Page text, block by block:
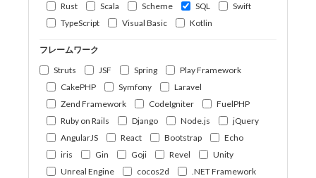
Rust
Scala Scheme SQL
Swift
TypeScript
Visual Basic Kotlin
フレームワーク
Struts
JSF Spring
Play Framework
CakePHP
Symfony
Laravel
Zend Framework
CodeIgniter
FuelPHP
Ruby on Rails
Django Node.js
jQuery
AngularJS
React Bootstrap
Echo
iris
Gin Goji Revel
Unity
Unreal Engine
cocos2d
.NET Framework